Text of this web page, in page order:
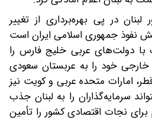
در پی بهره‌برداری از تغییر
نفوذ جمهوری اسلامی ایران است
با دولت‌های عربی خلیج فارس را
خود را به عربستان سعودی
امارات متحده عربی و کویت نیز
سرمایه‌گذاران را به لبنان جذب
نجات اقتصادی کشور را تأمین